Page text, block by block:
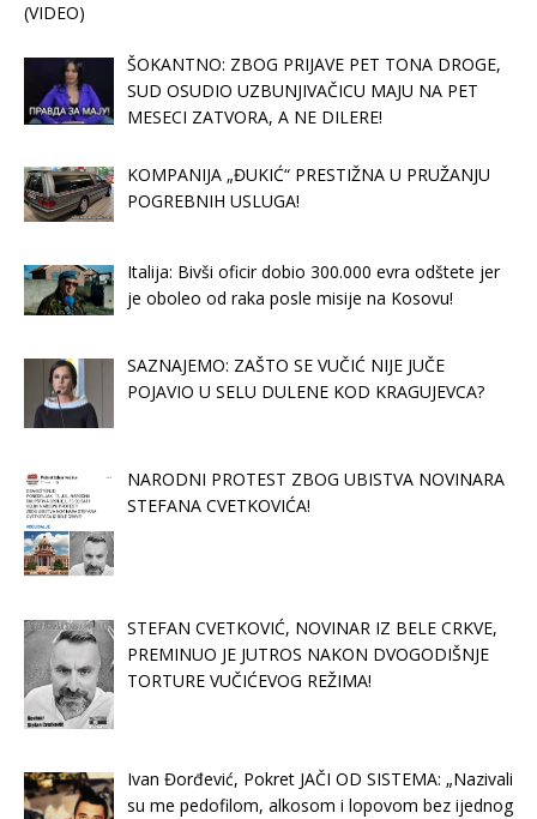
(VIDEO)
ŠOKANTNO: ZBOG PRIJAVE PET TONA DROGE,
SUD OSUDIO UZBUNJIVAČICU MAJU NA PET
MESECI ZATVORA, A NE DILERE!
KOMPANIJA „ĐUKIĆ“ PRESTIŽNA U PRUŽANJU
POGREBNIH USLUGA!
Italija: Bivši oficir dobio 300.000 evra odštete jer
je oboleo od raka posle misije na Kosovu!
SAZNAJEMO: ZAŠTO SE VUČIĆ NIJE JUČE
POJAVIO U SELU DULENE KOD KRAGUJEVCA?
NARODNI PROTEST ZBOG UBISTVA NOVINARA
STEFANA CVETKOVIĆA!
STEFAN CVETKOVIĆ, NOVINAR IZ BELE CRKVE,
PREMINUO JE JUTROS NAKON DVOGODIŠNJE
TORTURE VUČIĆEVOG REŽIMA!
Ivan Đorđević, Pokret JAČI OD SISTEMA: „Nazivali
su me pedofilom, alkosom i lopovom bez ijednog